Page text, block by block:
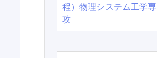
程）物理システム工学専
攻